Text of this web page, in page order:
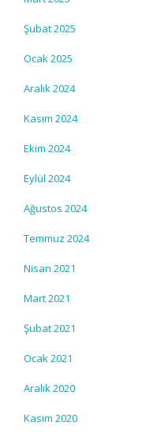
Şubat 2025
Ocak 2025
Aralık 2024
Kasım 2024
Ekim 2024
Eylül 2024
Ağustos 2024
Temmuz 2024
Nisan 2021
Mart 2021
Şubat 2021
Ocak 2021
Aralık 2020
Kasım 2020